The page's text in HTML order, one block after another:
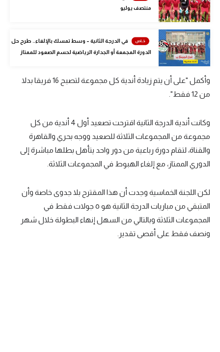
أمريكا
ركن الألعاب
أقسام خاصة
Gamers
ميركاتو
تحقيق في الجول
تقرير في الجول
تحليل في الجول
كويز في الجول
منتصف يوليو
في الدرجة الثانية – وسط تمسك بالإلغاء.. طرح حل
الدورة المجمعة أو الجدارة الرياضية لحسم الصعود للممتاز
وأكمل "على أن يتم زيادة أندية كل مجموعة لتصبح 16 فريقا بدلا
من 12 فقط".
وكانت أندية الدرجة الثانية اقترحت تصعيد أول 4 أندية من كل
مجموعة من المجموعات الثلاثة للصعيد ووجه بحري والقاهرة
والقناة، لتقام دورة رباعية من دور واحد يتأهل بطلها مباشرة إلى
الدوري الممتاز، مع إلغاء الهبوط في المجموعات الثلاثة.
لكن اللجنة الخماسية وجدت أن هذا المقترح بلا جدوى خاصة وأن
المتبقي من مباريات الدرجة الثانية هو ٥ جولات فقط في
المجموعات الثلاثة وبالتالي من السهل إنهاء البطولة خلال شهر
ونصف فقط على أقصى تقدير.